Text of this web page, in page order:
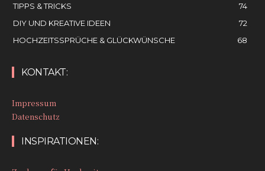
TIPPS & TRICKS
74
DIY UND KREATIVE IDEEN
72
HOCHZEITSSPRÜCHE & GLÜCKWÜNSCHE
68
KONTAKT:
Impressum
Datenschutz
INSPIRATIONEN: